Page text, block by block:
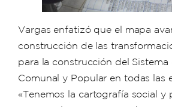
Vargas enfatizó que el mapa
construcción de las
para la construcción del
Comunal y Popular en todas las
«Tenemos la cartografía social y